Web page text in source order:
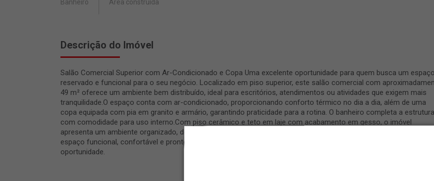
Banheiro Área construída
Descrição do Imóvel
Salão Comercial Superior com Ar-Condicionado e Copa Uma excelente oportunidade para quem busca um espaço
reservado e funcional para o seu negócio. Localizado em piso superior, este salão comercial com
49 m² oferece um ambiente bem distribuído, ideal para escritórios, atendimentos ou atividades que exigem mais
tranquilidade.O espaço conta com ar-condicionado, proporcionando conforto térmico no dia a dia, além de uma
copa equipada com pia em granito e armário, garantindo praticidade para a rotina. O banheiro completa a estrutura
com comodidade para uso interno.Com piso cerâmico e teto em laje com acabamento em gesso, o imóvel
apresenta um ambiente organizado, de fácil manutenção e com aspecto profissional.Perfeito para quem busca um
espaço funcional, confortável e pronto para receber seu negócio. Agende sua visita e conheça de perto essa
oportunidade.